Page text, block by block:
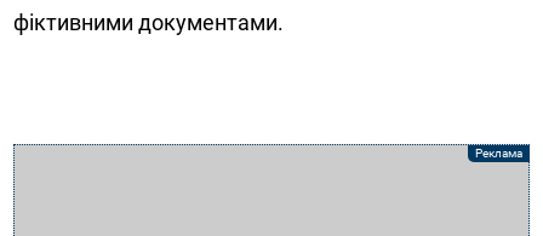
фіктивними документами.